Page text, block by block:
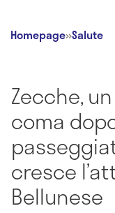
Homepage»Salute
Zecche,
coma
cresce
Bellunese